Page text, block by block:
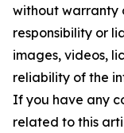
without warranty
responsibility or
images, videos,
reliability of the
If you have any
related to this